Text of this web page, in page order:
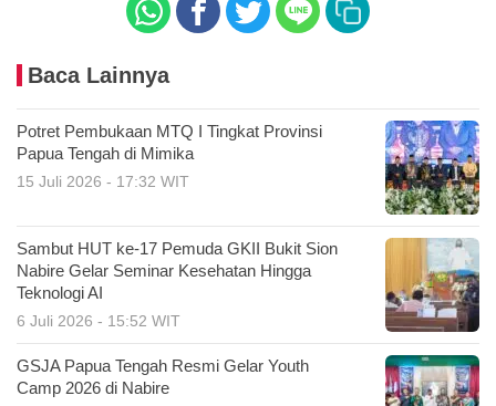
Baca Lainnya
Potret Pembukaan MTQ I Tingkat Provinsi
Papua Tengah di Mimika
15 Juli 2026 - 17:32 WIT
Sambut HUT ke-17 Pemuda GKII Bukit Sion
Nabire Gelar Seminar Kesehatan Hingga
Teknologi AI
6 Juli 2026 - 15:52 WIT
GSJA Papua Tengah Resmi Gelar Youth
Camp 2026 di Nabire